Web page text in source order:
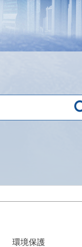
環境保護